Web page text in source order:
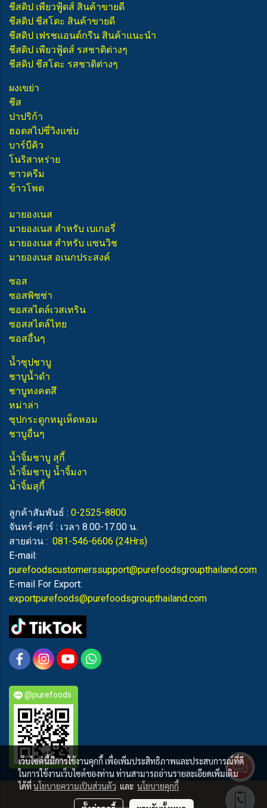
ชีสดิป เพียวฟู้ดส์ สินค้าขายดี
ชีสดิป ชีสโตะ สินค้าขายดี
ชีสดิป เฟรชแอนด์กรีน สินค้าแนะนำ
ชีสดิป เพียวฟู้ดส์ รสชาติต่างๆ
ชีสดิป ชีสโตะ รสชาติต่างๆ
ผงเขย่า
ชีส
ปาปริก้า
ฮอตสไปซี่วิงแซ่บ
บาร์บีคิว
โนริสาหร่าย
ซาวครีม
ข้าวโพด
มายองเนส
มายองเนส สำหรับ เบเกอรี่
มายองเนส สำหรับ แซนวิช
มายองเนส อเนกประสงค์
ซอส
ซอสพิซซ่า
ซอสสไตล์เวสเทริน
ซอสสไตล์ไทย
ซอสอื่นๆ
น้ำซุปชาบู
ชาบูน้ำดำ
ชาบูทงคตสึ
หม่าล่า
ซุปกระดูกหมูเห็ดหอม
ชาบูอื่นๆ
น้ำจิ้มชาบู สุกี้
น้ำจิ้มชาบู น้ำจิ้มงา
น้ำจิ้มสุกี้
ลูกค้าสัมพันธ์ : 0-2525-8800
จันทร์-ศุกร์ : เวลา 8.00-17.00 น.
สายด่วน : 081-546-6606 (24Hrs)
E-mail:
purefoodscustomerssupport@purefoodsgroupthailand.com
E-mail For Export:
exportpurefoods@purefoodsgroupthailand.com
@purefoods
PUREFOODS
เว็บไซต์นี้มีการใช้งานคุกกี้ เพื่อเพิ่มประสิทธิภาพและประสบการณ์ที่ดี
ในการใช้งานเว็บไซต์ของท่าน ท่านสามารถอ่านรายละเอียดเพิ่มเติม
ได้ที่นโยบายความเป็นส่วนตัว และ นโยบายคุกกี้